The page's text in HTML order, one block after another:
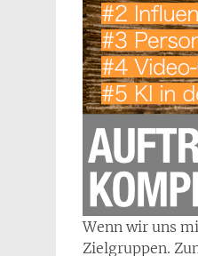
Wenn wir uns
Zielgruppen.